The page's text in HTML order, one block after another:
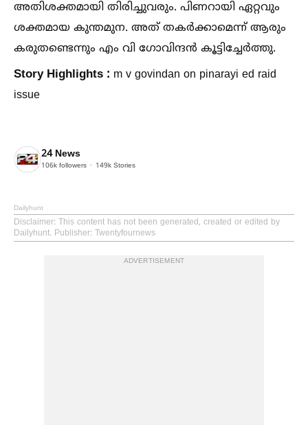
അതിശക്തമായി തിരിച്ചുവരും. പിണറായി ഏറ്റവും
ശക്തമായ കുന്തമുന. അത് തകർക്കാമെന്ന് ആരും
കരുതണ്ടെന്നും എം വി ഗോവിന്ദൻ കൂട്ടിച്ചേർത്തു.
Story Highlights : m v govindan on pinarayi ed raid
issue
24 News
106k followers 149k Stories
Dailyhunt
Disclaimer: This content has not been generated, created or edited by
Dailyhunt. Publisher: Twentyfournews
ADVERTISEMENT